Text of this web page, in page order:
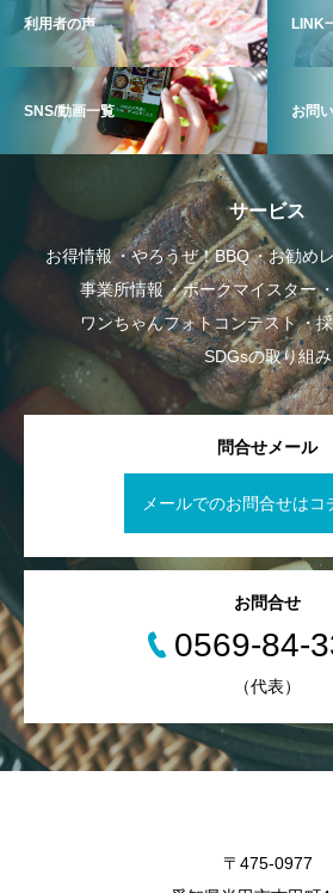
利用者の声 LINK
SNS/動画一覧 お問
サービス
お得情報 やろうぜ！BBQ お勧め
事業所情報
ポークマイスター
ワンちゃんフォトコンテスト
SDGsの取り組み
問合せメール
メールでのお問合せはコ
お問合せ
0569-84-
（代表）
〒475-0977